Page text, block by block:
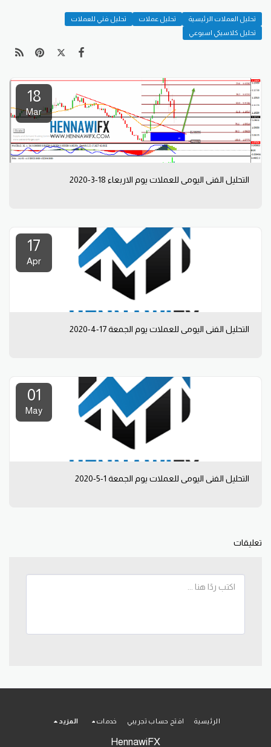
تحليل العملات الرئيسية تحليل عملات
تحليل فني للعملات
تحليل كلاسيكي اسبوعي
18
Mar
التحليل الفني اليومي للعملات يوم الاربعاء 18-3-2020
17
Apr
التحليل الفني اليومي للعملات يوم الجمعة 17-4-2020
01
May
التحليل الفني اليومي للعملات يوم الجمعة 1-5-2020
تعليقات
HennawiFX
الرئيسية افتح حساب تجريبي خدمات المزيد